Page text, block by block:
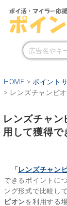
HOME > ポイント
> レンズチャンピ
レンズチャン
用して獲得で
「 レンズチャン
できるポイントに
ング形式で比較し
ピオンを利用する